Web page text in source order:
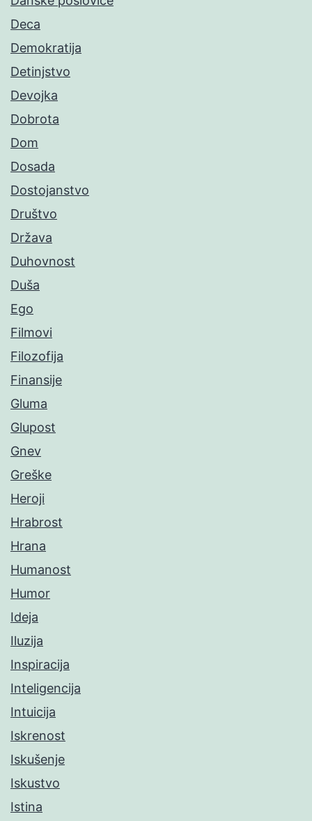
Deca
Demokratija
Detinjstvo
Devojka
Dobrota
Dom
Dosada
Dostojanstvo
Društvo
Država
Duhovnost
Duša
Ego
Filmovi
Filozofija
Finansije
Gluma
Glupost
Gnev
Greške
Heroji
Hrabrost
Hrana
Humanost
Humor
Ideja
Iluzija
Inspiracija
Inteligencija
Intuicija
Iskrenost
Iskušenje
Iskustvo
Istina